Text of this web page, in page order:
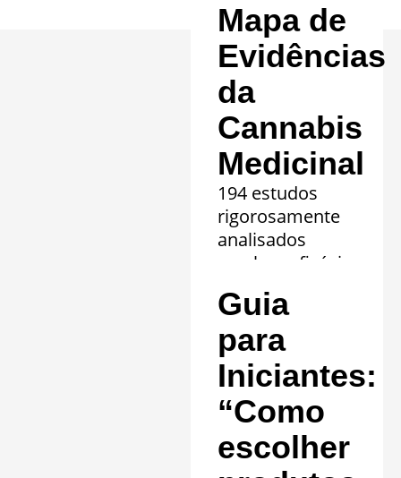
Mapa de
Evidências
da
Cannabis
Medicinal
194 estudos
rigorosamente
analisados
revelam eficácia
comprovada em
20 quadros
clínicos.
Saiba mais »
Guia
para
Iniciantes:
“Como
escolher